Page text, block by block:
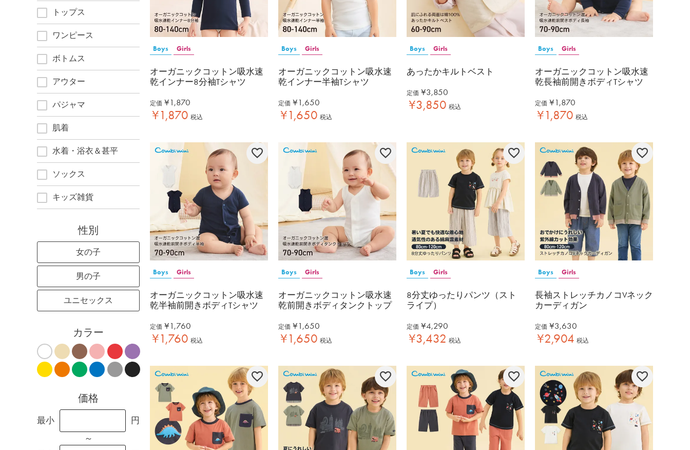
トップス
ワンピース
ボトムス
アウター
パジャマ
肌着
水着・浴衣＆甚平
ソックス
キッズ雑貨
性別
女の子
男の子
ユニセックス
カラー
価格
最小
円
～
Boys Girls
オーガニックコットン吸水速
乾インナー8分袖Tシャツ
定価 ¥ 1,870
¥1,870 税込
Boys Girls
オーガニックコットン吸水速
乾インナー半袖Tシャツ
定価 ¥ 1,650
¥1,650 税込
Boys Girls
あったかキルトベスト
定価 ¥3,850
¥3,850 税込
Boys Girls
オーガニックコットン吸水速
乾長袖前開きボディTシャツ
定価 ¥ 1,870
¥1,870 税込
Boys Girls
オーガニックコットン吸水速
乾半袖前開きボディTシャツ
定価 ¥ 1,760
¥1,760 税込
Boys Girls
オーガニックコットン吸水速
乾前開きボディタンクトップ
定価 ¥ 1,650
¥1,650 税込
Boys Girls
8分丈ゆったりパンツ（スト
ライプ）
定価 ¥4,290
¥3,432 税込
Boys Girls
長袖ストレッチカノコVネック
カーディガン
定価 ¥3,630
¥2,904 税込